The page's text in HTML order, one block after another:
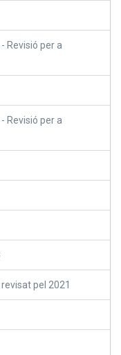
Revisió per a
Revisió per a
pel 2021